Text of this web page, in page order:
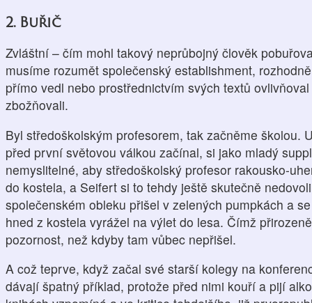
2. Buřič
Zvláštní – čím mohl takový neprůbojný člověk
musíme rozumět společenský establishment,
přímo vedl nebo prostřednictvím svých textů
zbožňovali.
Byl středoškolským profesorem, tak začněme školou.
před první světovou válkou začínal, si jako mladý
nemyslitelné, aby středoškolský profesor rakousko-
do kostela, a Seifert si to tehdy ještě skutečně
společenském obleku přišel v zelených pumpkách a
hned z kostela vyrážel na výlet do lesa. Čímž
pozornost, než kdyby tam vůbec nepřišel.
A což teprve, když začal své starší kolegy na
dávají špatný příklad, protože před nimi kouří a pijí